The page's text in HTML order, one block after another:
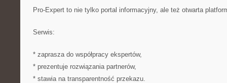
Pro-Expert to nie tylko portal informacyjny, ale też otwarta
Serwis:
* zaprasza do współpracy ekspertów,
* prezentuje rozwiązania partnerów,
* stawia na transparentność przekazu.